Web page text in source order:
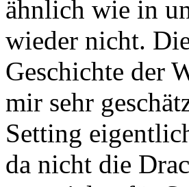
ähnlich wie in
wieder nicht.
Geschichte der
mir sehr
Setting
da nicht die